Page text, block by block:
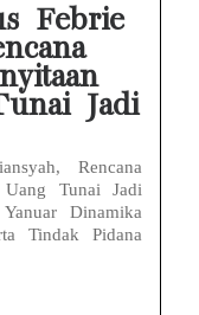
Febrie
Jadi
Rencana
Uang Tunai Jadi
Dinamika
Tindak Pidana